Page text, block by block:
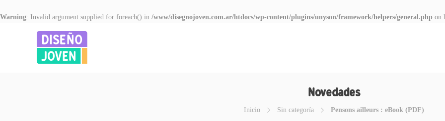
Warning: Invalid argument supplied for foreach() in /www/disegnojoven.com.ar/htdocs/wp-content/plugins/unyson/framework/helpers/general.php on
Novedades
Inicio Sin categoría Pensons ailleurs : eBook (PDF)